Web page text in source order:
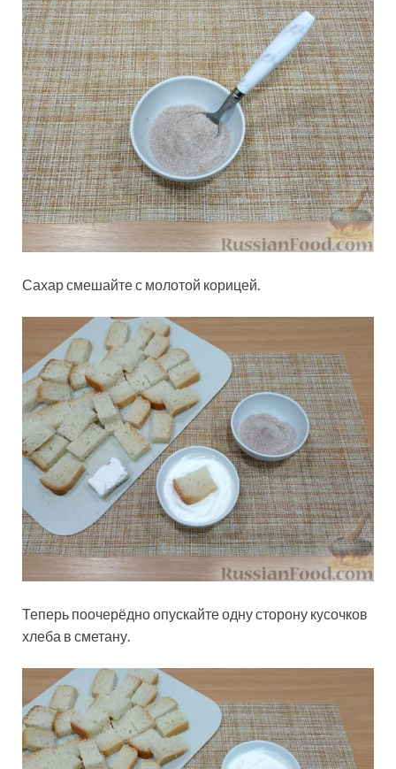
Сахар смешайте с молотой корицей.
Теперь поочерёдно опускайте одну сторону кусочков
хлеба в сметану.